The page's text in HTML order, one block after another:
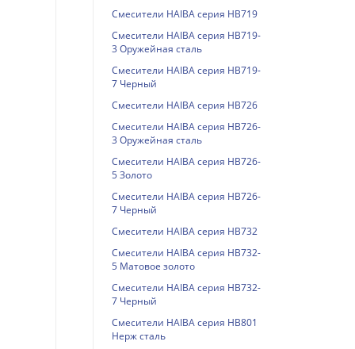
Смесители HAIBA серия HB719
Смесители HAIBA серия HB719-
3 Оружейная сталь
Смесители HAIBA серия HB719-
7 Черный
Смесители HAIBA серия HB726
Смесители HAIBA серия HB726-
3 Оружейная сталь
Смесители HAIBA серия HB726-
5 Золото
Смесители HAIBA серия HB726-
7 Черный
Смесители HAIBA серия HB732
Смесители HAIBA серия HB732-
5 Матовое золото
Смесители HAIBA серия HB732-
7 Черный
Смесители HAIBA серия HB801
Нерж сталь